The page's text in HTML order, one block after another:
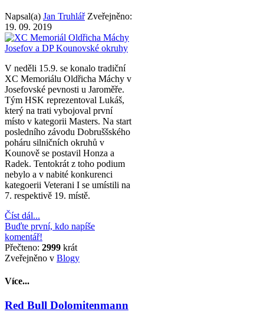
Napsal(a) Jan Truhlář Zveřejněno:
19. 09. 2019
V neděli 15.9. se konalo tradiční
XC Memoriálu Oldřicha Máchy v
Josefovské pevnosti u Jaroměře.
Tým HSK reprezentoval Lukáš,
který na trati vybojoval první
místo v kategorii Masters. Na start
posledního závodu Dobruššského
poháru silničních okruhů v
Kounově se postavil Honza a
Radek. Tentokrát z toho podium
nebylo a v nabité konkurenci
kategoerii Veterani I se umístili na
7. respektivě 19. místě.
Číst dál...
Buďte první, kdo napíše
komentář!
Přečteno: 2999 krát
Zveřejněno v Blogy
Více...
Red Bull Dolomitenmann